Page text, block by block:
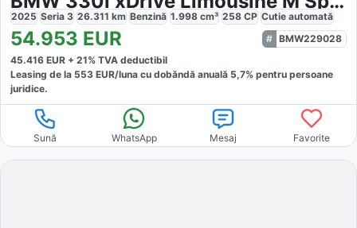
2025 Seria 3 26.311 km Benzină 1.998 cm³ 258 CP Cutie automată
54.953 EUR
BMW229028
45.416 EUR + 21% TVA deductibil
Leasing de la 553 EUR/luna cu dobăndă anuală 5,7% pentru persoane
juridice.
Sună WhatsApp Mesaj Favorite